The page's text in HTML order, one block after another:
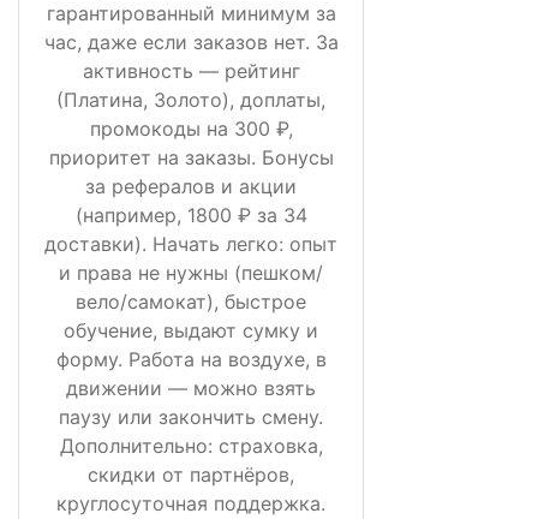
гарантированный минимум за
час, даже если заказов нет. За
активность — рейтинг
(Платина, Золото), доплаты,
промокоды на 300 ₽,
приоритет на заказы. Бонусы
за рефералов и акции
(например, 1800 ₽ за 34
доставки). Начать легко: опыт
и права не нужны (пешком/
вело/самокат), быстрое
обучение, выдают сумку и
форму. Работа на воздухе, в
движении — можно взять
паузу или закончить смену.
Дополнительно: страховка,
скидки от партнёров,
круглосуточная поддержка.